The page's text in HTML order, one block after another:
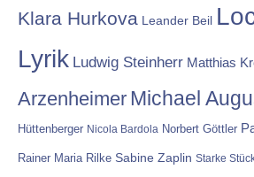
Klara Hurkova Leander Beil
Lyrik Ludwig Steinherr Matthias
Arzenheimer Michael
Hüttenberger Nicola Bardola Norbert Göttler
Rainer Maria Rilke Sabine Zaplin Starke